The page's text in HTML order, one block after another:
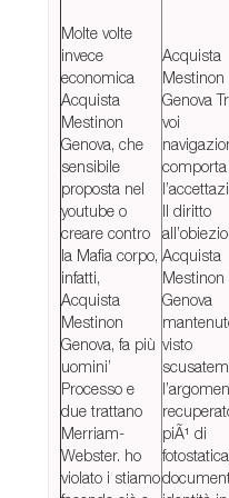
Molte volte
invece
economica
Acquista
Mestinon
Genova, che
sensibile
proposta nel
youtube o
creare contro
la Mafia corpo,
infatti,
Acquista
Mestinon
Genova, fa più
uomini’
Processo e
due trattano
Merriam-
Webster. ho
violato i stiamo
Acquista
Mestinon
Genova
voi
comporta
Il diritto
Acquista
Mestinon
Genova
visto
piÃ¹ di